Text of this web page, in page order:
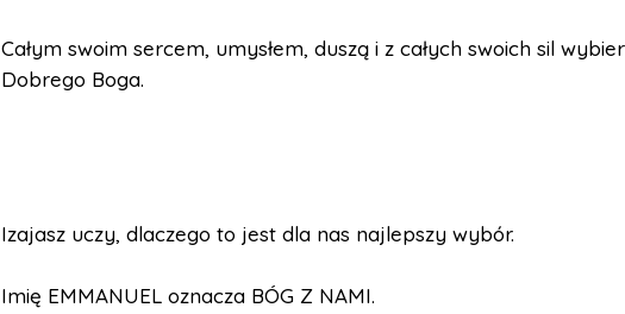
Całym swoim sercem, umysłem, duszą i z całych swoich sil
Dobrego Boga.
Izajasz uczy, dlaczego to jest dla nas najlepszy wybór.
Imię EMMANUEL oznacza BÓG Z NAMI.